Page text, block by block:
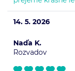
14. 5. 2026
Naďa K.
Rozvadov